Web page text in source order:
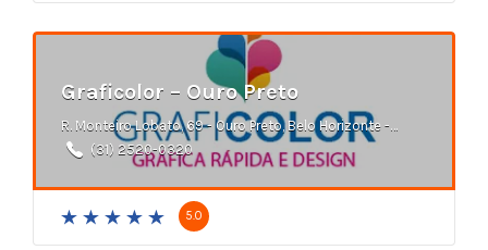
Graficolor – Ouro Preto
R. Monteiro Lobato, 69 - Ouro Preto, Belo Horizonte - MG
(31) 2520-0320
5.0